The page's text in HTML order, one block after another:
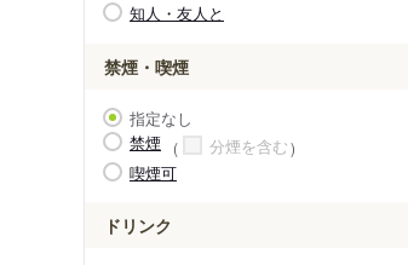
知人・友人と
禁煙・喫煙
指定なし
禁煙
分煙を含む
喫煙可
ドリンク